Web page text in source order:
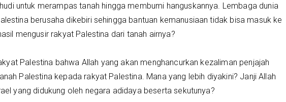
untuk merampas tanah hingga membumi hanguskannya. Lembaga dunia
berusaha dikebiri sehingga bantuan kemanusiaan tidak bisa masuk ke
mengusir rakyat Palestina dari tanah airnya?
Palestina bahwa Allah yang akan menghancurkan kezaliman penjajah
Palestina kepada rakyat Palestina. Mana yang lebih diyakini? Janji Allah
yang didukung oleh negara adidaya beserta sekutunya?